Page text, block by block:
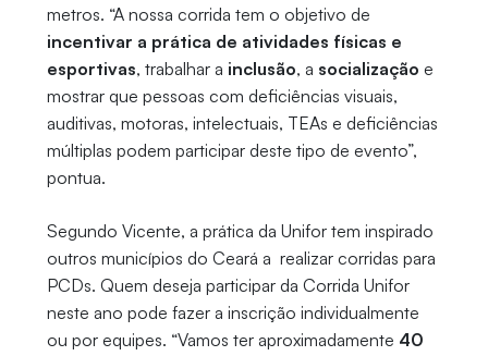
metros. “A nossa corrida tem o objetivo de
incentivar a prática de atividades físicas e
esportivas, trabalhar a inclusão, a socialização e
mostrar que pessoas com deficiências visuais,
auditivas, motoras, intelectuais, TEAs e deficiências
múltiplas podem participar deste tipo de evento”,
pontua.
Segundo Vicente, a prática da Unifor tem inspirado
outros municípios do Ceará a realizar corridas para
PCDs. Quem deseja participar da Corrida Unifor
neste ano pode fazer a inscrição individualmente
ou por equipes. “Vamos ter aproximadamente 40